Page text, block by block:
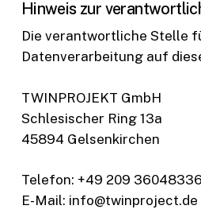
Hinweis zur
Die verantwortliche Stelle
Datenverarbeitung auf
TWINPROJEKT GmbH
Schlesischer Ring 13a
45894 Gelsenkirchen
Telefon: +49 209 36048336
E-Mail: info@twinproject.de